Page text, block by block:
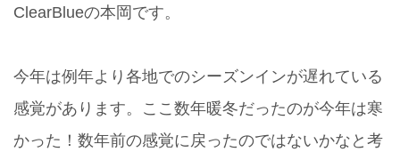
ClearBlueの本岡です。
今年は例年より各地でのシーズンインが遅れている
感覚があります。ここ数年暖冬だったのが今年は寒
かった！数年前の感覚に戻ったのではないかなと考